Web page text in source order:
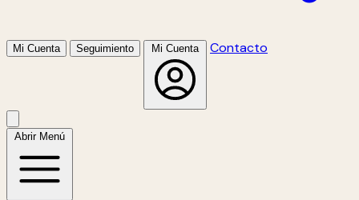
Mi Cuenta Seguimiento Mi Cuenta Contacto
Abrir Menú